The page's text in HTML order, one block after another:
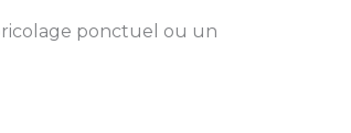
ponctuel ou un